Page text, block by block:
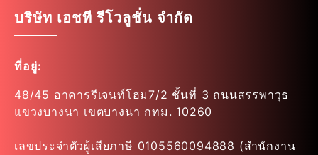
บริษัท เอชที รีโวลูชั่น จำกัด
ที่อยู่:
48/45 อาคารรีเจนท์โฮม7/2 ชั้นที่ 3 ถนนสรรพาวุธ
แขวงบางนา เขตบางนา กทม. 10260
เลขประจำตัวผู้เสียภาษี 0105560094888 (สำนักงาน